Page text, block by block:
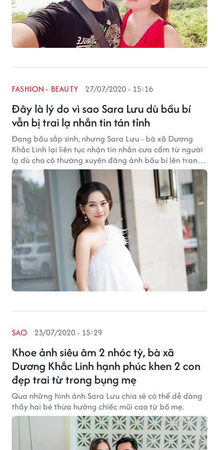
Đây là lý do vì sao Sara Lưu dù bầu bí
vẫn bị trai lạ nhắn tin tán tỉnh
FASHION - BEAUTY 27/07/2020 - 15:16
Đang bầu sắp sinh, nhưng Sara Lưu - bà xã Dương
Khắc Linh lại liên tục nhận tin nhắn cưa cẩm từ người
lạ dù cho cô thường xuyên đăng ảnh bầu bí lên trang
cá nhân.
Khoe ảnh siêu âm 2 nhóc tỳ, bà xã
Dương Khắc Linh hạnh phúc khen 2 con
đẹp trai từ trong bụng mẹ
SAO 23/07/2020 - 15:29
Qua những hình ảnh Sara Lưu chia sẻ có thể dễ dàng
thấy hai bé thừa hưởng chiếc mũi cao từ bố mẹ.